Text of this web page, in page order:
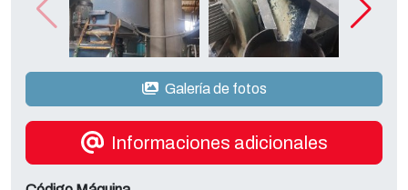
Galería de fotos
Informaciones adicionales